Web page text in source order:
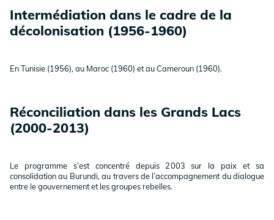
Intermédiation dans le cadre de la
décolonisation (1956-1960)
En Tunisie (1956), au Maroc (1960) et au Cameroun (1960).
Réconciliation dans les Grands Lacs
(2000-2013)
Le programme s’est concentré depuis 2003 sur la paix et sa
consolidation au Burundi, au travers de l’accompagnement du dialogue
entre le gouvernement et les groupes rebelles.